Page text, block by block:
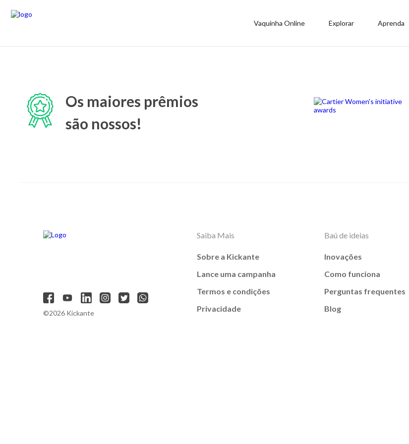
Vaquinha Online Explorar Aprenda
Os maiores prêmios
são nossos!
©2026 Kickante
Saiba Mais
Sobre a Kickante
Lance uma campanha
Termos e condições
Privacidade
Baú de ideias
Inovações
Como funciona
Perguntas frequentes
Blog